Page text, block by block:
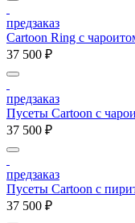
предзаказ
Cartoon Ring с
37 500 ₽
предзаказ
Пусеты Cartoon с
37 500 ₽
предзаказ
Пусеты Cartoon c
37 500 ₽